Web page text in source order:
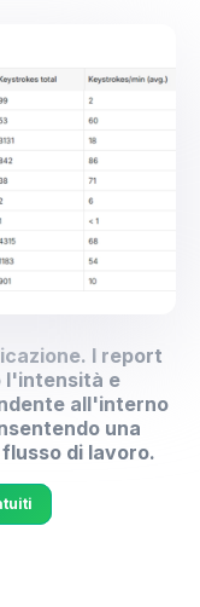
I report
l'intensità e
all'interno
una
di lavoro.